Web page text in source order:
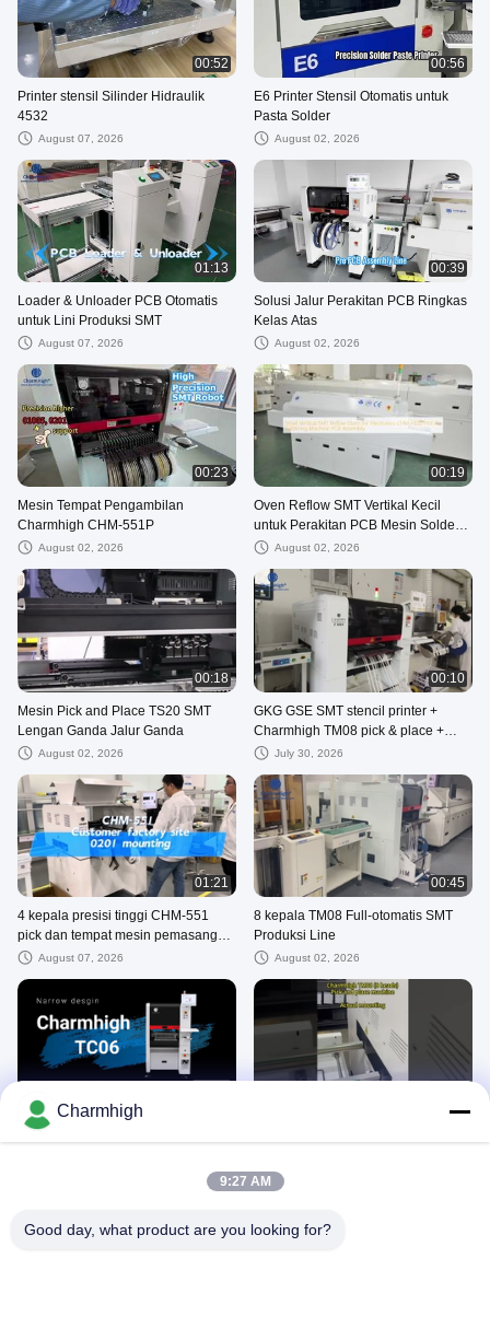
00:52
Printer stensil Silinder Hidraulik
4532
August 07, 2026
00:56
E6 Printer Stensil Otomatis untuk
Pasta Solder
August 02, 2026
01:13
Loader & Unloader PCB Otomatis
untuk Lini Produksi SMT
August 07, 2026
00:39
Solusi Jalur Perakitan PCB Ringkas
Kelas Atas
August 02, 2026
00:23
Mesin Tempat Pengambilan
Charmhigh CHM-551P
August 02, 2026
00:19
Oven Reflow SMT Vertikal Kecil
untuk Perakitan PCB Mesin Solder
Udara Panas CHM-F830 Elektronik
August 02, 2026
00:18
Mesin Pick and Place TS20 SMT
Lengan Ganda Jalur Ganda
August 02, 2026
00:10
GKG GSE SMT stencil printer +
Charmhigh TM08 pick & place +
JUKI SMT line
July 30, 2026
01:21
4 kepala presisi tinggi CHM-551
pick dan tempat mesin pemasangan
0201 Charmhigh
August 07, 2026
00:45
8 kepala TM08 Full-otomatis SMT
Produksi Line
August 02, 2026
TC06 modul universal 6 kepala
memilih dan menempatkan mesin
Manufaktur SMT Pick And Place
Charmhigh
9:27 AM
Good day, what product are you looking for?